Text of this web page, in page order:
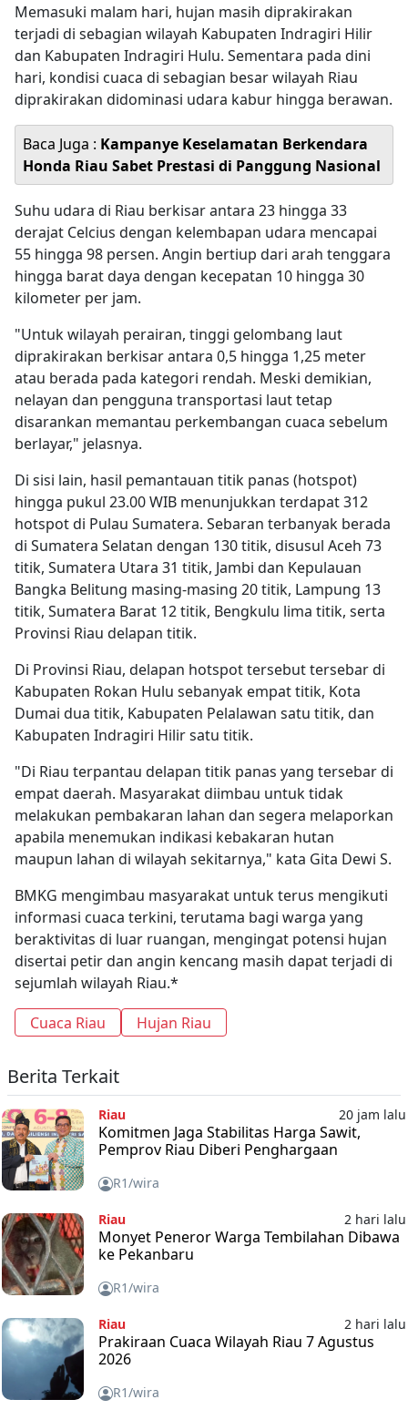
Memasuki malam hari, hujan masih diprakirakan
terjadi di sebagian wilayah Kabupaten Indragiri Hilir
dan Kabupaten Indragiri Hulu. Sementara pada dini
hari, kondisi cuaca di sebagian besar wilayah Riau
diprakirakan didominasi udara kabur hingga berawan.
Baca Juga : Kampanye Keselamatan Berkendara
Honda Riau Sabet Prestasi di Panggung Nasional
Suhu udara di Riau berkisar antara 23 hingga 33
derajat Celcius dengan kelembapan udara mencapai
55 hingga 98 persen. Angin bertiup dari arah tenggara
hingga barat daya dengan kecepatan 10 hingga 30
kilometer per jam.
"Untuk wilayah perairan, tinggi gelombang laut
diprakirakan berkisar antara 0,5 hingga 1,25 meter
atau berada pada kategori rendah. Meski demikian,
nelayan dan pengguna transportasi laut tetap
disarankan memantau perkembangan cuaca sebelum
berlayar," jelasnya.
Di sisi lain, hasil pemantauan titik panas (hotspot)
hingga pukul 23.00 WIB menunjukkan terdapat 312
hotspot di Pulau Sumatera. Sebaran terbanyak berada
di Sumatera Selatan dengan 130 titik, disusul Aceh 73
titik, Sumatera Utara 31 titik, Jambi dan Kepulauan
Bangka Belitung masing-masing 20 titik, Lampung 13
titik, Sumatera Barat 12 titik, Bengkulu lima titik, serta
Provinsi Riau delapan titik.
Di Provinsi Riau, delapan hotspot tersebut tersebar di
Kabupaten Rokan Hulu sebanyak empat titik, Kota
Dumai dua titik, Kabupaten Pelalawan satu titik, dan
Kabupaten Indragiri Hilir satu titik.
"Di Riau terpantau delapan titik panas yang tersebar di
empat daerah. Masyarakat diimbau untuk tidak
melakukan pembakaran lahan dan segera melaporkan
apabila menemukan indikasi kebakaran hutan
maupun lahan di wilayah sekitarnya," kata Gita Dewi S.
BMKG mengimbau masyarakat untuk terus mengikuti
informasi cuaca terkini, terutama bagi warga yang
beraktivitas di luar ruangan, mengingat potensi hujan
disertai petir dan angin kencang masih dapat terjadi di
sejumlah wilayah Riau.*
Cuaca Riau
Hujan Riau
Berita Terkait
Riau 20 jam lalu
Komitmen Jaga Stabilitas Harga Sawit,
Pemprov Riau Diberi Penghargaan
R1/wira
Riau 2 hari lalu
Monyet Peneror Warga Tembilahan Dibawa
ke Pekanbaru
R1/wira
Riau 2 hari lalu
Prakiraan Cuaca Wilayah Riau 7 Agustus
2026
R1/wira